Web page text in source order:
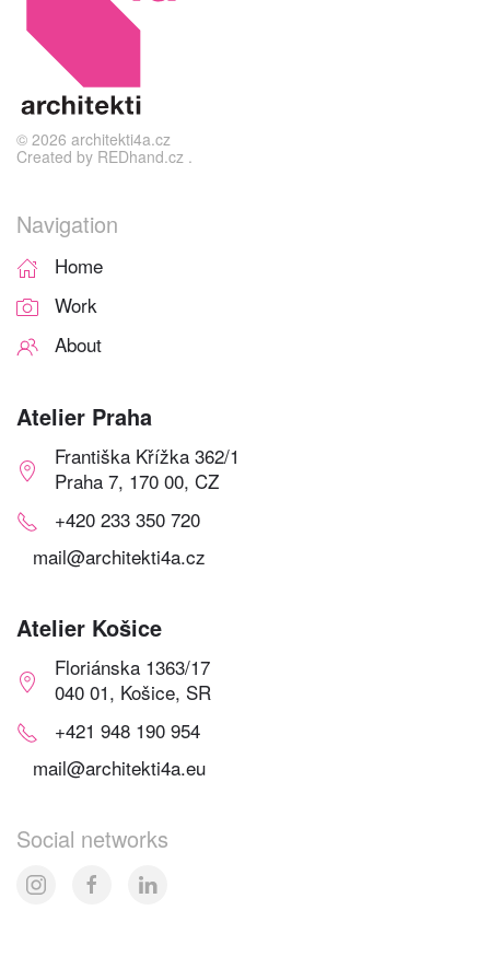
© 2026 architekti4a.cz
Created by REDhand.cz .
Navigation
Home
Work
About
Atelier Praha
Františka Křížka 362/1
Praha 7, 170 00, CZ
+420 233 350 720
mail@architekti4a.cz
Atelier Košice
Floriánska 1363/17
040 01, Košice, SR
+421 948 190 954
mail@architekti4a.eu
Social networks